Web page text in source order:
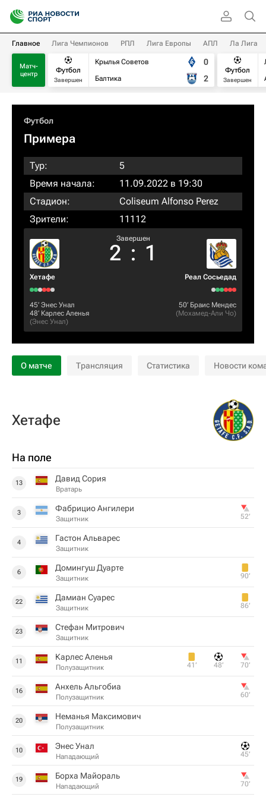
Главное Лига Чемпионов РПЛ Лига Европы АПЛ Ла Лига
Матч-
центр
Футбол
Завершен
Крылья Советов
Балтика
0
2
Футбол
Завершен
Футбол
Примера
Тур:
5
Время начала:
11.09.2022 в 19:30
Стадион:
Coliseum Alfonso Perez
Зрители:
11112
Хетафе
Завершен
2 : 1
Реал Сосьедад
45‎’‎ Энес Унал
48‎’‎ Карлес Аленья
(Энес Унал)
50‎’‎ Браис Мендес
(Мохамед-Али Чо)
О матче Трансляция Статистика Новости
Хетафе
На поле
13 Давид Сория
Вратарь
3 Фабрицио Ангилери
Защитник 52‎’‎
4 Гастон Альварес
Защитник
6 Домингуш Дуарте
Защитник 90‎’‎
22 Дамиан Суарес
Защитник 86‎’‎
23 Стефан Митрович
Защитник
11 Карлес Аленья
Полузащитник 41‎’‎ 48‎’‎ 70‎’‎
16 Анхель Альгобиа
Полузащитник 60‎’‎
20 Неманья Максимович
Полузащитник
10 Энес Унал
Нападающий 45‎’‎
19 Борха Майораль
Нападающий 70‎’‎